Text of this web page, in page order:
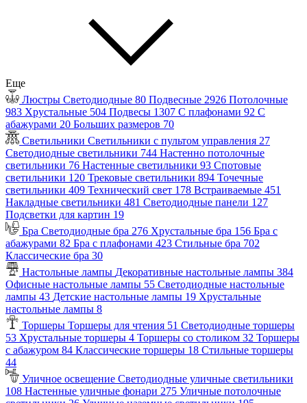
Еще
Люстры Светодиодные 80 Подвесные 2926 Потолочные
983 Хрустальные 504 Подвесы 1307 С плафонами 92 С
абажурами 20 Больших размеров 70
Светильники Светильники с пультом управления 27
Светодиодные светильники 744 Настенно потолочные
светильники 76 Настенные светильники 93 Спотовые
светильники 120 Трековые светильники 894 Точечные
светильники 409 Технический свет 178 Встраиваемые 451
Накладные светильники 481 Светодиодные панели 127
Подсветки для картин 19
Бра Светодиодные бра 276 Хрустальные бра 156 Бра с
абажурами 82 Бра с плафонами 423 Стильные бра 702
Классические бра 30
Настольные лампы Декоративные настольные лампы 384
Офисные настольные лампы 55 Светодиодные настольные
лампы 43 Детские настольные лампы 19 Хрустальные
настольные лампы 8
Торшеры Торшеры для чтения 51 Светодиодные торшеры
53 Хрустальные торшеры 4 Торшеры со столиком 32 Торшеры
с абажуром 84 Классические торшеры 18 Стильные торшеры
44
Уличное освещение Светодиодные уличные светильники
108 Настенные уличные фонари 275 Уличные потолочные